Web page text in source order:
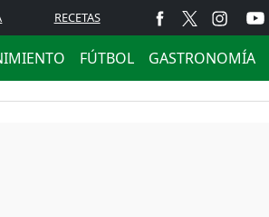
RECETAS
FÚTBOL GASTRONOMÍA